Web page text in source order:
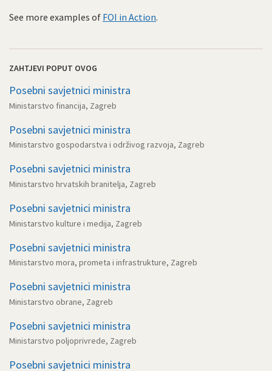
See more examples of FOI in Action.
ZAHTJEVI POPUT OVOG
Posebni savjetnici ministra
Ministarstvo financija, Zagreb
Posebni savjetnici ministra
Ministarstvo gospodarstva i održivog razvoja, Zagreb
Posebni savjetnici ministra
Ministarstvo hrvatskih branitelja, Zagreb
Posebni savjetnici ministra
Ministarstvo kulture i medija, Zagreb
Posebni savjetnici ministra
Ministarstvo mora, prometa i infrastrukture, Zagreb
Posebni savjetnici ministra
Ministarstvo obrane, Zagreb
Posebni savjetnici ministra
Ministarstvo poljoprivrede, Zagreb
Posebni savjetnici ministra